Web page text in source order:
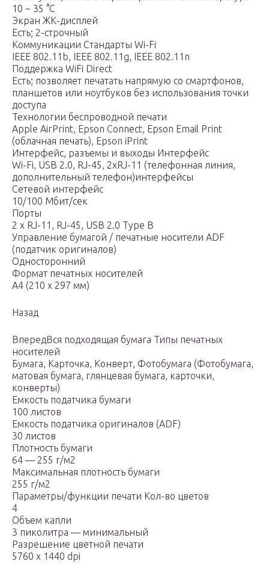
10 ~ 35 °C
Экран ЖК-дисплей
Есть; 2-строчный
Коммуникации Стандарты Wi-Fi
IEEE 802.11b, IEEE 802.11g, IEEE 802.11n
Поддержка WiFi Direct
Есть; позволяет печатать напрямую со смартфонов,
планшетов или ноутбуков без использования точки
доступа
Технологии беспроводной печати
Apple AirPrint, Epson Connect, Epson Email Print
(облачная печать), Epson iPrint
Интерфейс, разъемы и выходы Интерфейс
Wi-Fi, USB 2.0, RJ-45, 2xRJ-11 (телефонная линия,
дополнительный телефон)интерфейсы
Сетевой интерфейс
10/100 Мбит/сек
Порты
2 x RJ-11, RJ-45, USB 2.0 Type B
Управление бумагой / печатные носители ADF
(податчик оригиналов)
Односторонний
Формат печатных носителей
A4 (210 x 297 мм)
Назад
ВпередВся подходящая бумага Типы печатных
носителей
Бумага, Карточка, Конверт, Фотобумага (Фотобумага,
матовая бумага, глянцевая бумага, карточки,
конверты)
Емкость податчика бумаги
100 листов
Емкость податчика оригиналов (ADF)
30 листов
Плотность бумаги
64 — 255 г/м2
Максимальная плотность бумаги
255 г/м2
Параметры/функции печати Кол-во цветов
4
Объем капли
3 пиколитра — минимальный
Разрешение цветной печати
5760 x 1440 dpi